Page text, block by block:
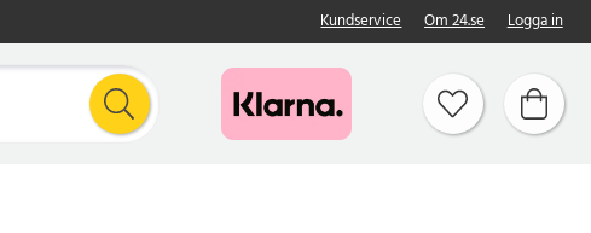
Kundservice Om 24.se Logga in